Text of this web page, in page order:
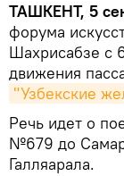
ТАШКЕНТ, 5
форума
Шахрисабзе с
движения
"Узбекские
Речь идет о
№679 до
Галляарала.